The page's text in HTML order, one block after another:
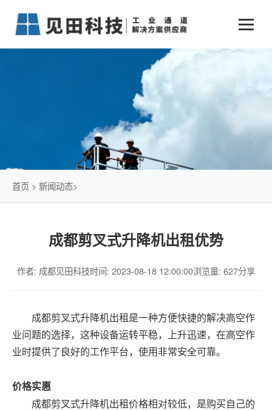
业务中心
仓储物流通道解决方案
智能立体库解决方案
简易升降机解决方案
新闻动态 +
传统仓储物流
石油化工行业
发展历程
首页 > 新闻动态>
成都剪叉式升降机出租优势
作者: 成都见田科技时间: 2023-08-18 12:00:00浏览量: 627分享
成都剪叉式升降机出租是一种方便快捷的解决高空作
业问题的选择，这种设备运转平稳，上升迅速，在高空作
业时提供了良好的工作平台，使用非常安全可靠。
价格实惠
成都剪叉式升降机出租价格相对较低，是购买自己的